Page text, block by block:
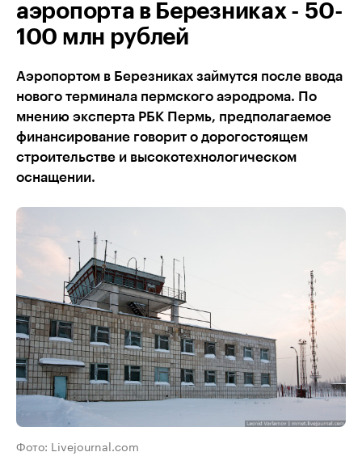
аэропорта в Березниках - 50-
100 млн рублей
Аэропортом в Березниках займутся после ввода
нового терминала пермского аэродрома. По
мнению эксперта РБК Пермь, предполагаемое
финансирование говорит о дорогостоящем
строительстве и высокотехнологическом
оснащении.
Фото: Livejournal.com